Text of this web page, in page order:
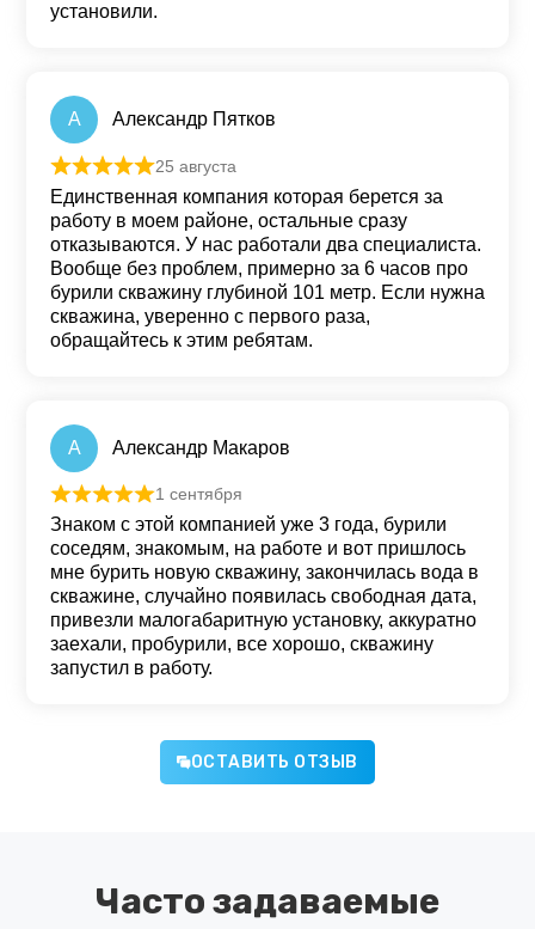
установили.
А Александр Пятков
Оценка5 из 5
25 августа
Единственная компания которая берется за
работу в моем районе, остальные сразу
отказываются. У нас работали два специалиста.
Вообще без проблем, примерно за 6 часов про
бурили скважину глубиной 101 метр. Если нужна
скважина, уверенно с первого раза,
обращайтесь к этим ребятам.
А Александр Макаров
Оценка
1 сентября
Знаком с этой компанией уже 3 года, бурили
соседям, знакомым, на работе и вот пришлось
мне бурить новую скважину, закончилась вода в
скважине, случайно появилась свободная дата,
привезли малогабаритную установку, аккуратно
заехали, пробурили, все хорошо, скважину
запустил в работу.
ОСТАВИТЬ ОТЗЫВ
Часто задаваемые